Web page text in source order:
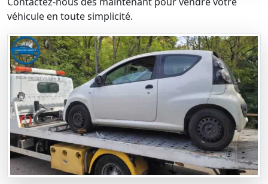
véhicule en toute simplicité.